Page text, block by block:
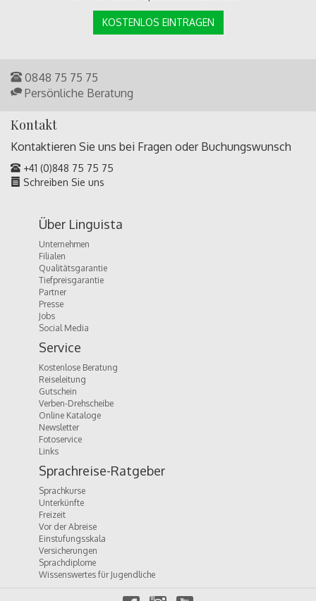
KOSTENLOS EINTRAGEN
0848 75 75 75
Persönliche Beratung
Kontakt
Kontaktieren Sie uns bei Fragen oder Buchungswunsch
+41 (0)848 75 75 75
Schreiben Sie uns
Über Linguista
Unternehmen
Filialen
Qualitätsgarantie
Tiefpreisgarantie
Partner
Presse
Jobs
Social Media
Service
Kostenlose Beratung
Reiseleitung
Gutschein
Verben-Drehscheibe
Online Kataloge
Newsletter
Fotoservice
Links
Sprachreise-Ratgeber
Sprachkurse
Unterkünfte
Freizeit
Vor der Abreise
Einstufungsskala
Versicherungen
Sprachdiplome
Wissenswertes für Jugendliche